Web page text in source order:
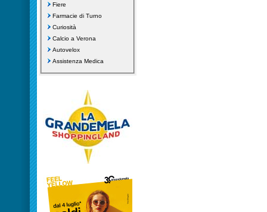
Fiere
Farmacie di Turno
Curiosità
Calcio a Verona
Autovelox
Assistenza Medica